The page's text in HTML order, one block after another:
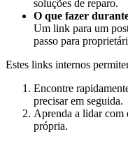
soluções de reparo.
O que fazer
Um link para um
passo para
Estes links internos
Encontre
precisar em seguida.
Aprenda a lidar com
própria.